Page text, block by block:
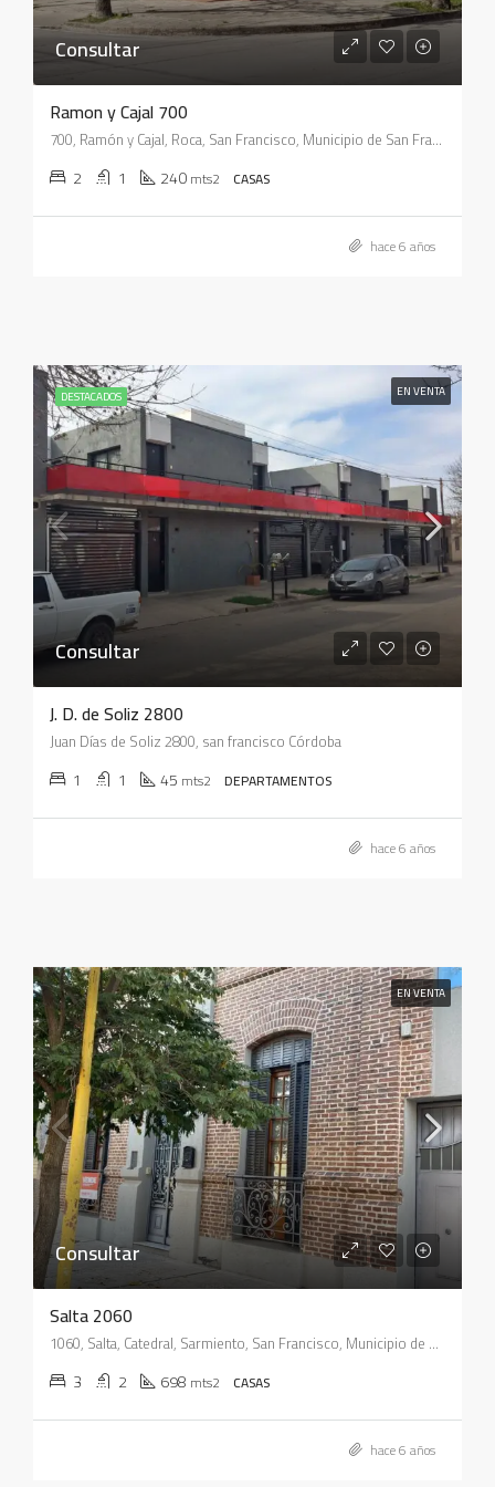
Consultar
Ramon y Cajal 700
700, Ramón y Cajal, Roca, San Francisco, Municipio de San Francisco, Pedanía Juárez Celman, Departamento San Justo, Córdoba, X2400, Argentina
2 1 240mts2 CASAS
hace 6 años
DESTACADOS EN VENTA
Consultar
J. D. de Soliz 2800
Juan Días de Soliz 2800, san francisco Córdoba
1 1 45 mts2 DEPARTAMENTOS
hace 6 años
EN VENTA
Consultar
Salta 2060
1060, Salta, Catedral, Sarmiento, San Francisco, Municipio de San Francisco, Pedanía Juárez Celman, Departamento San Justo, Córdoba, X2400, Argentina
3 2 698 mts2 CASAS
hace 6 años